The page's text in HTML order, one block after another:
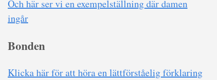
Och här ser vi en exempelställning där damen
ingår
Bonden
Klicka här för att höra en lättförståelig förklaring